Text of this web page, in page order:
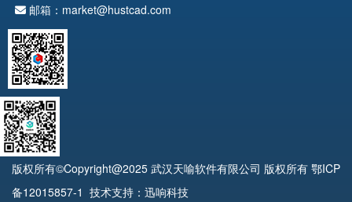
邮箱：market@hustcad.com
版权所有©Copyright@2025 武汉天喻软件有限公司 版权所有 鄂ICP
备12015857-1 技术支持：迅响科技